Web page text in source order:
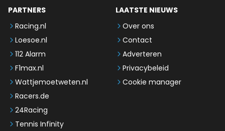
PARTNERS
Racing.nl
Loesoe.nl
112 Alarm
F1max.nl
Wattjemoetweten.nl
Racers.de
24Racing
Tennis Infinity
LAATSTE NIEUWS
Over ons
Contact
Adverteren
Privacybeleid
Cookie manager